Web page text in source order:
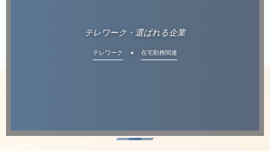
テレワーク・選ばれる企業
テレワーク 在宅勤務関連